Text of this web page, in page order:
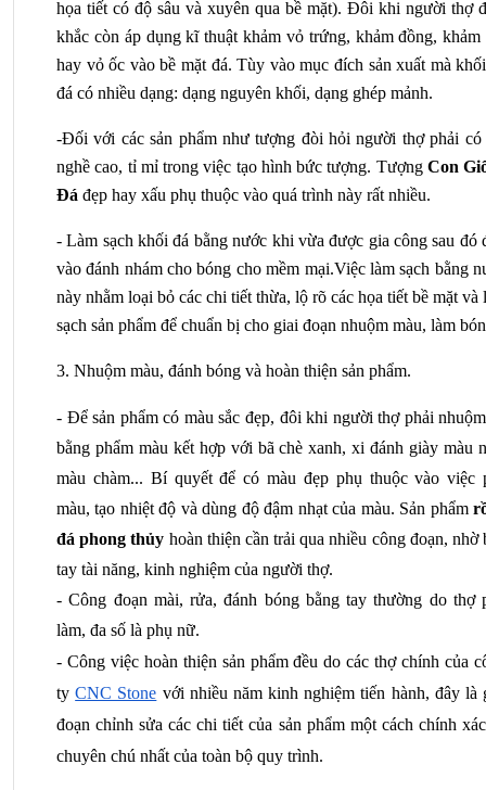
họa tiết có độ sâu và xuyên qua bề mặt). Đôi khi người thợ
khắc còn áp dụng kĩ thuật khảm vỏ trứng, khảm đồng, khảm
hay vỏ ốc vào bề mặt đá. Tùy vào mục đích sản xuất mà
đá có nhiều dạng: dạng nguyên khối, dạng ghép mảnh.
-Đối với các sản phẩm như tượng đòi hỏi người thợ phải có
nghề cao, tỉ mỉ trong việc tạo hình bức tượng. Tượng Con
Đá đẹp hay xấu phụ thuộc vào quá trình này rất nhiều.
- Làm sạch khối đá bằng nước khi vừa được gia công sau đó
vào đánh nhám cho bóng cho mềm mại.Việc làm sạch bằng
này nhằm loại bỏ các chi tiết thừa, lộ rõ các họa tiết bề mặt và
sạch sản phẩm để chuẩn bị cho giai đoạn nhuộm màu, làm
3. Nhuộm màu, đánh bóng và hoàn thiện sản phẩm.
- Để sản phẩm có màu sắc đẹp, đôi khi người thợ phải
bằng phẩm màu kết hợp với bã chè xanh, xi đánh giày màu
màu chàm... Bí quyết để có màu đẹp phụ thuộc vào việc
màu, tạo nhiệt độ và dùng độ đậm nhạt của màu. Sản phẩm
đá phong thủy hoàn thiện cần trải qua nhiều công đoạn, nhờ
tay tài năng, kinh nghiệm của người thợ.
- Công đoạn mài, rửa, đánh bóng bằng tay thường do thợ
làm, đa số là phụ nữ.
- Công việc hoàn thiện sản phẩm đều do các thợ chính của
ty CNC Stone với nhiều năm kinh nghiệm tiến hành, đây là
đoạn chỉnh sửa các chi tiết của sản phẩm một cách chính
chuyên chú nhất của toàn bộ quy trình.